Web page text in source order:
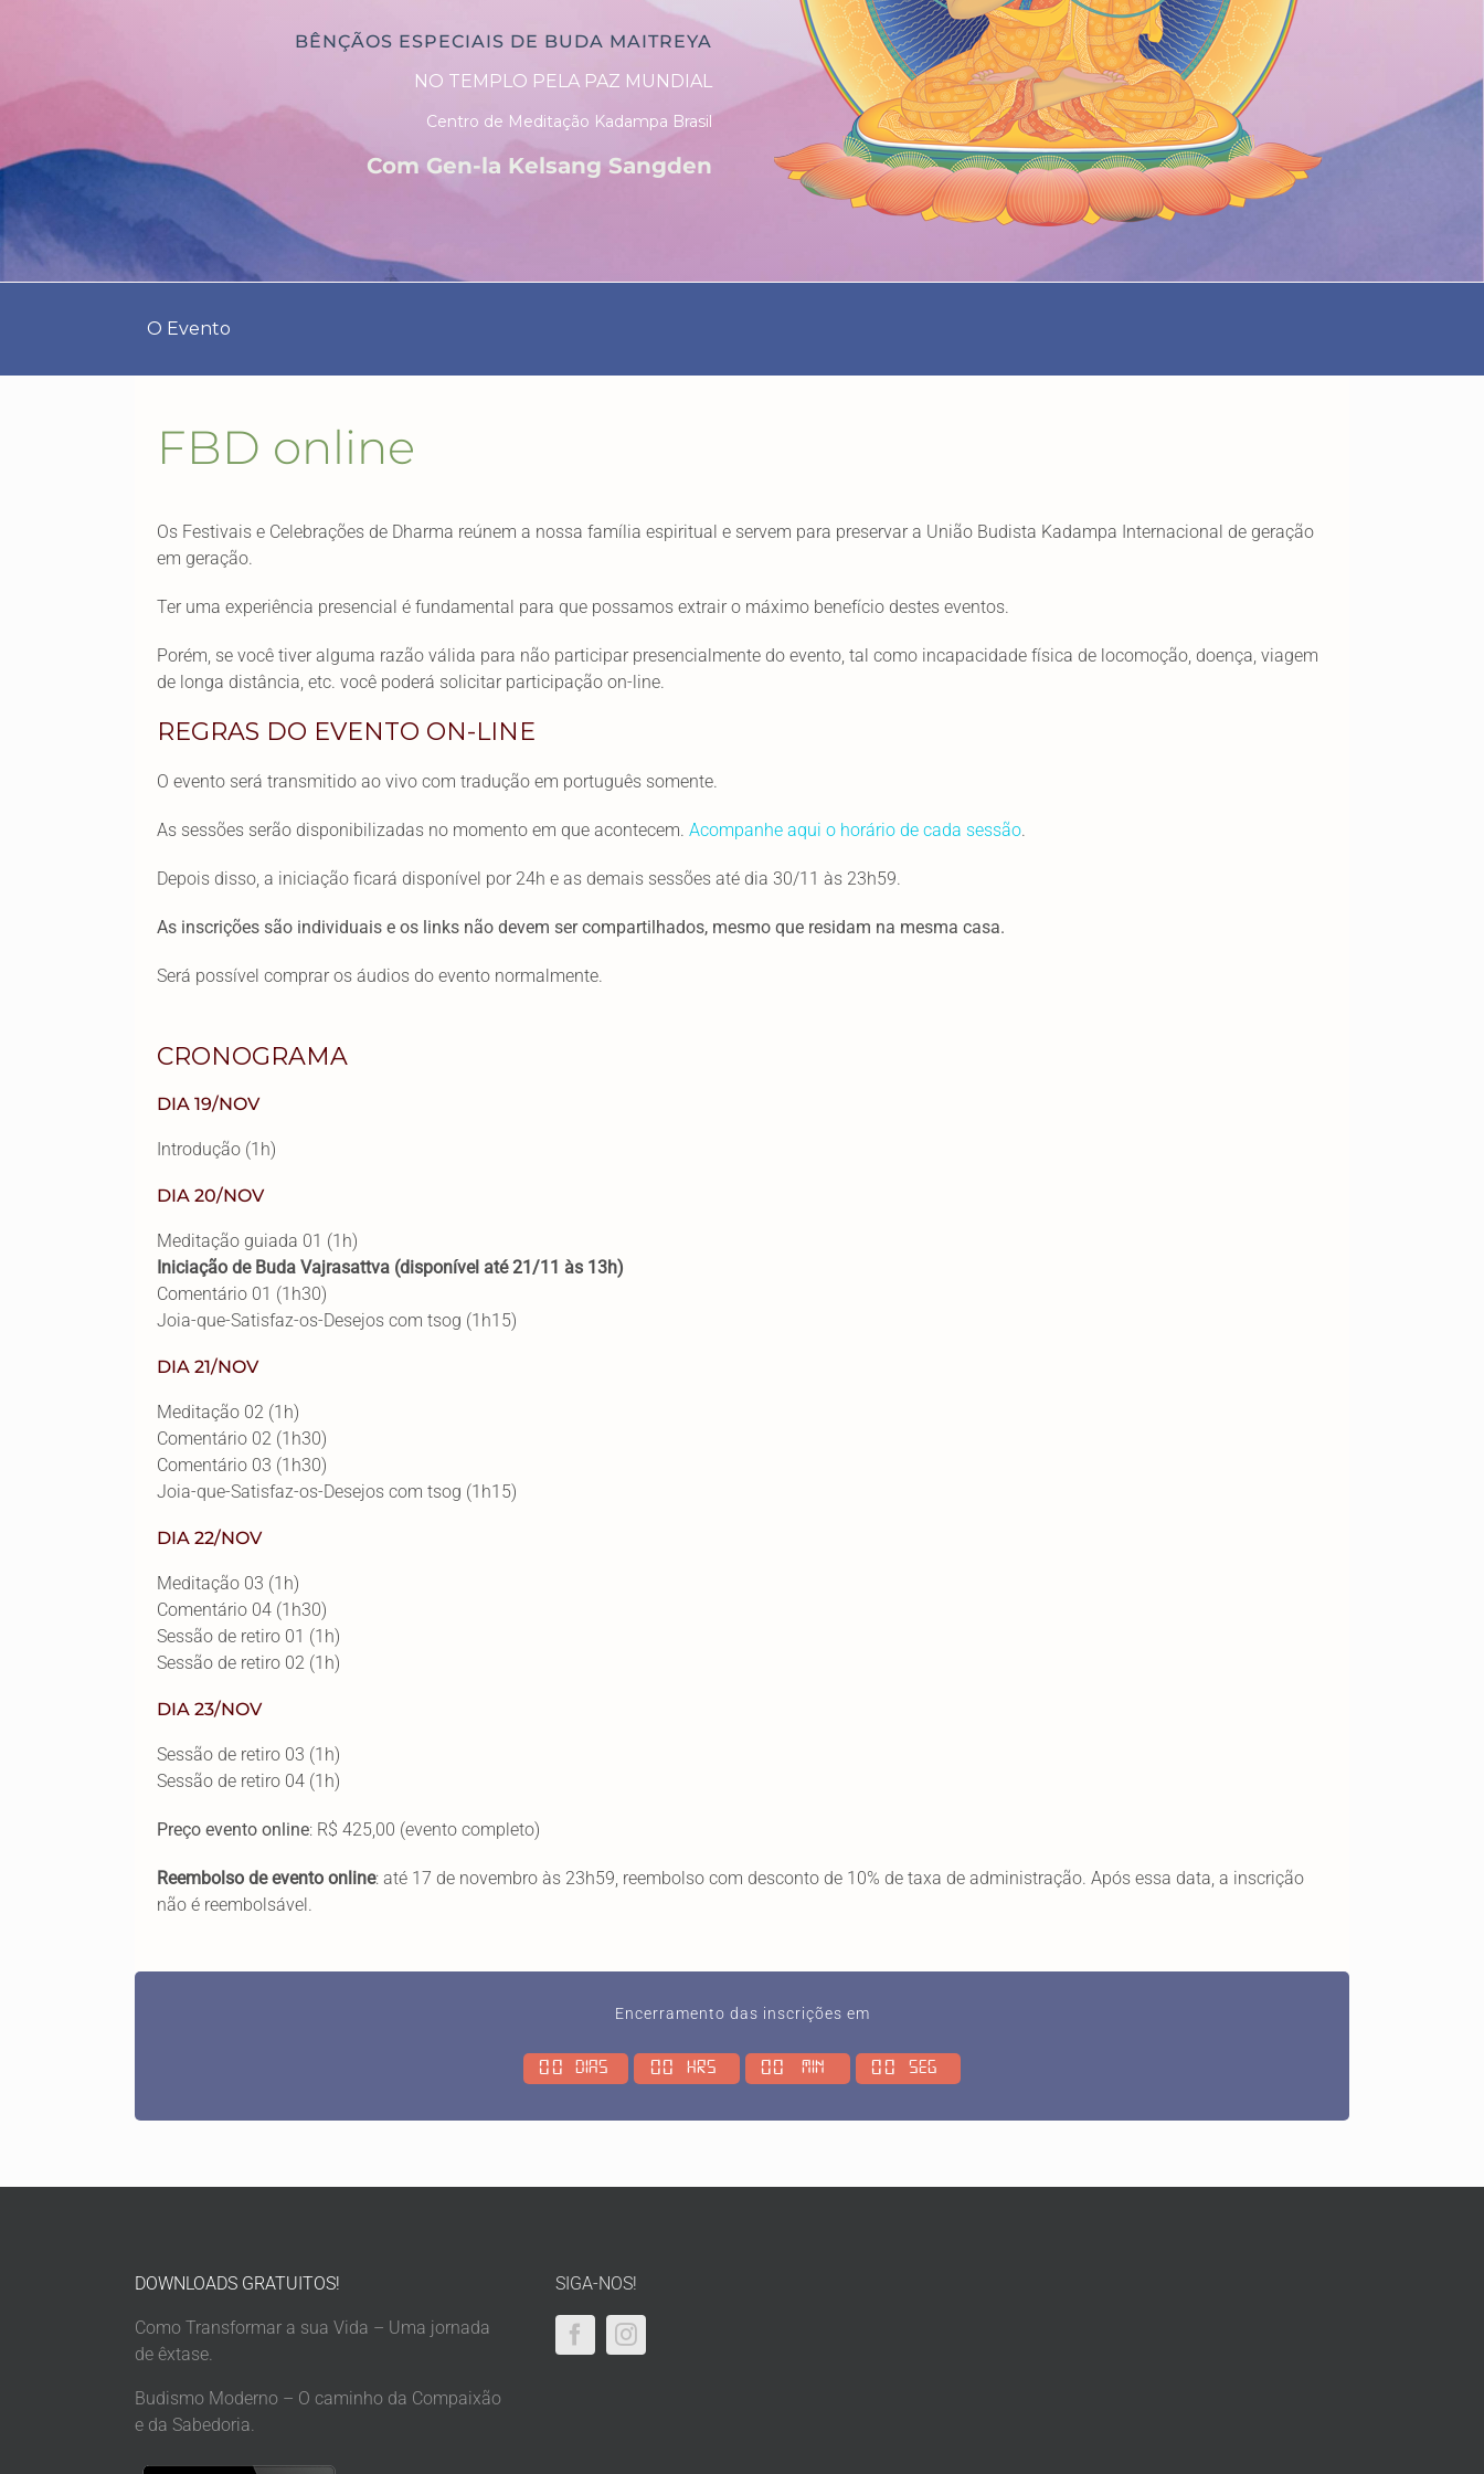
BÊNÇÃOS ESPECIAIS DE BUDA MAITREYA
NO TEMPLO PELA PAZ MUNDIAL
Centro de Meditação Kadampa Brasil
ComGen-la Kelsang Sangden
O Evento
FBD online
Os Festivais e Celebrações de Dharma reúnem a nossa família espiritual e servem para preservar a União Budista Kadampa Internacional de geração
em geração.
Ter uma experiência presencial é fundamental para que possamos extrair o máximo benefício destes eventos.
Porém, se você tiver alguma razão válida para não participar presencialmente do evento, tal como incapacidade física de locomoção, doença, viagem
de longa distância, etc. você poderá solicitar participação on-line.
REGRAS DO EVENTO ON-LINE
O evento será transmitido ao vivo com tradução em português somente.
As sessões serão disponibilizadas no momento em que acontecem. Acompanhe aqui o horário de cada sessão.
Depois disso, a iniciação ficará disponível por 24h e as demais sessões até dia 30/11 às 23h59.
As inscrições são individuais e os links não devem ser compartilhados, mesmo que residam na mesma casa.
Será possível comprar os áudios do evento normalmente.
CRONOGRAMA
DIA 19/NOV
Introdução (1h)
DIA 20/NOV
Meditação guiada 01 (1h)
Iniciação de Buda Vajrasattva (disponível até 21/11 às 13h)
Comentário 01 (1h30)
Joia-que-Satisfaz-os-Desejos com tsog (1h15)
DIA 21/NOV
Meditação 02 (1h)
Comentário 02 (1h30)
Comentário 03 (1h30)
Joia-que-Satisfaz-os-Desejos com tsog (1h15)
DIA 22/NOV
Meditação 03 (1h)
Comentário 04 (1h30)
Sessão de retiro 01 (1h)
Sessão de retiro 02 (1h)
DIA 23/NOV
Sessão de retiro 03 (1h)
Sessão de retiro 04 (1h)
Preço evento online: R$ 425,00 (evento completo)
Reembolso de evento online: até 17 de novembro às 23h59, reembolso com desconto de 10% de taxa de administração. Após essa data, a inscrição
não é reembolsável.
Encerramento das inscrições em
00 Dias 00 Hrs 00 Min 00 Seg
DOWNLOADS GRATUITOS!
Como Transformar a sua Vida – Uma jornada
de êxtase.
Budismo Moderno – O caminho da Compaixão
e da Sabedoria.
SIGA-NOS!